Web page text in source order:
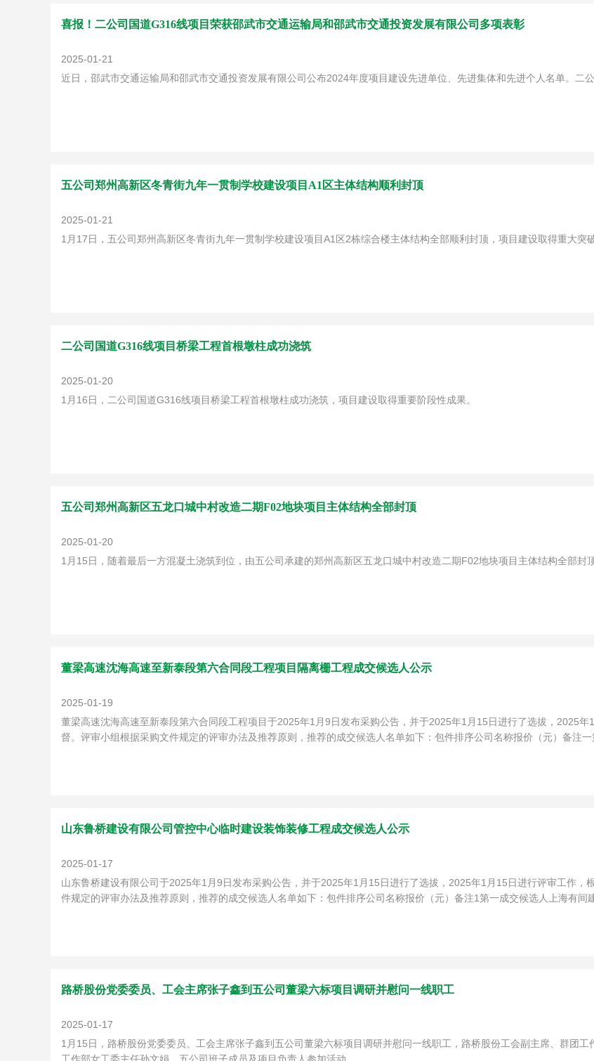
喜报！二公司国道G316线项目荣获邵武市交通运输局和邵武市交通投资发展有限公司多项表彰
2025-01-21
近日，邵武市交通运输局和邵武市交通投资发展有限公司公布2024年度项目建设先进单位、先进集体和先进个人名单。二
五公司郑州高新区冬青街九年一贯制学校建设项目A1区主体结构顺利封顶
2025-01-21
1月17日，五公司郑州高新区冬青街九年一贯制学校建设项目A1区2栋综合楼主体结构全部顺利封顶，项目建设取得重大突破
二公司国道G316线项目桥梁工程首根墩柱成功浇筑
2025-01-20
1月16日，二公司国道G316线项目桥梁工程首根墩柱成功浇筑，项目建设取得重要阶段性成果。
五公司郑州高新区五龙口城中村改造二期F02地块项目主体结构全部封顶
2025-01-20
1月15日，随着最后一方混凝土浇筑到位，由五公司承建的郑州高新区五龙口城中村改造二期F02地块项目主体结构全部封
董梁高速沈海高速至新泰段第六合同段工程项目隔离栅工程成交候选人公示
2025-01-19
董梁高速沈海高速至新泰段第六合同段工程项目于2025年1月9日发布采购公告，并于2025年1月15日进行了选拔，2025
督。评审小组根据采购文件规定的评审办法及推荐原则，推荐的成交候选人名单如下：包件排序公司名称报价（元）备注一
山东鲁桥建设有限公司管控中心临时建设装饰装修工程成交候选人公示
2025-01-17
山东鲁桥建设有限公司于2025年1月9日发布采购公告，并于2025年1月15日进行了选拔，2025年1月15日进行评审工作，
件规定的评审办法及推荐原则，推荐的成交候选人名单如下：包件排序公司名称报价（元）备注1第一成交候选人上海有间
路桥股份党委委员、工会主席张子鑫到五公司董梁六标项目调研并慰问一线职工
2025-01-17
1月15日，路桥股份党委委员、工会主席张子鑫到五公司董梁六标项目调研并慰问一线职工，路桥股份工会副主席、群团